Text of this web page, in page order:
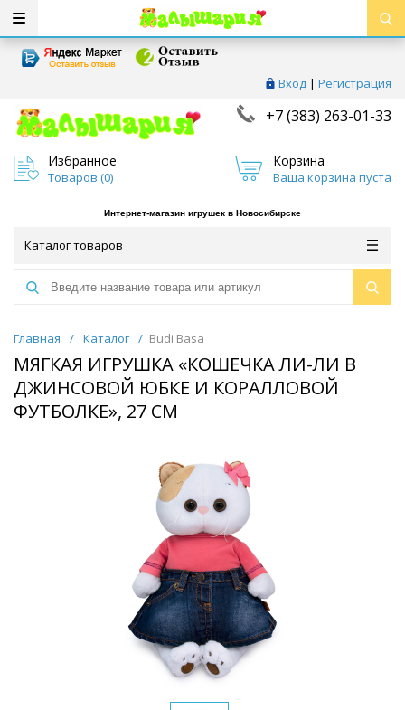
Вход | Регистрация
+7 (383) 263-01-33
Избранное
Товаров (0)
Корзина
Ваша корзина пуста
Интернет-магазин игрушек в Новосибирске
Каталог товаров
Главная / Каталог / Budi Basa
МЯГКАЯ ИГРУШКА «КОШЕЧКА ЛИ-ЛИ В
ДЖИНСОВОЙ ЮБКЕ И КОРАЛЛОВОЙ
ФУТБОЛКЕ», 27 СМ